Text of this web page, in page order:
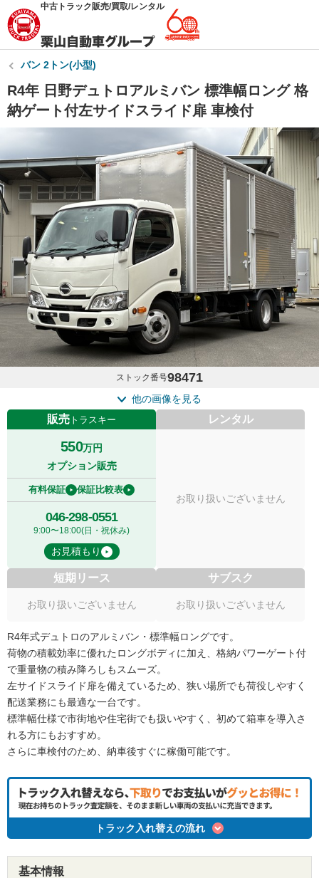
中古トラック販売/買取/レンタル
バン 2トン(小型)
R4年 日野デュトロアルミバン 標準幅ロング 格
納ゲート付左サイドスライド扉 車検付
ストック番号98471
他の画像を見る
販売 トラスキー
550万円
オプション販売
有料保証 保証比較表
046-298-0551
9:00〜18:00(日・祝休み)
お見積もり
レンタル
お取り扱いございません
短期リース
お取り扱いございません
サブスク
お取り扱いございません
R4年式デュトロのアルミバン・標準幅ロングです。
荷物の積載効率に優れたロングボディに加え、格納パワーゲート付
で重量物の積み降ろしもスムーズ。
左サイドスライド扉を備えているため、狭い場所でも荷役しやすく
配送業務にも最適な一台です。
標準幅仕様で市街地や住宅街でも扱いやすく、初めて箱車を導入さ
れる方にもおすすめ。
さらに車検付のため、納車後すぐに稼働可能です。
トラック入れ替えの流れ
基本情報